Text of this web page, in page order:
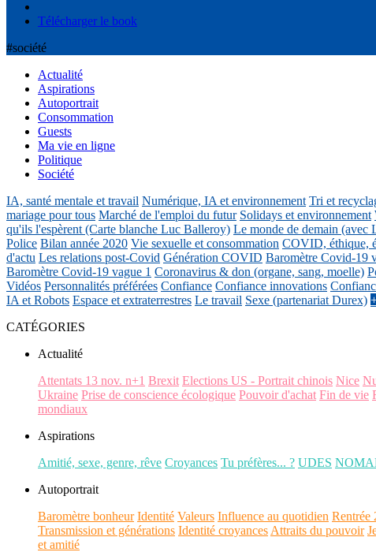
Télécharger le book
#société
Actualité
Aspirations
Autoportrait
Consommation
Guests
Ma vie en ligne
Politique
Société
IA, santé mentale et travail Numérique, IA et environnement Tri et
mariage pour tous Marché de l'emploi du futur Solidays et environnement
qu'ils l'espèrent (Carte blanche Luc Balleroy) Le monde de demain (avec
Police Bilan année 2020 Vie sexuelle et consommation COVID, éthique,
d'actu Les relations post-Covid Génération COVID Baromètre Covid-19
Baromètre Covid-19 vague 1 Coronavirus & don (organe, sang, moelle)
Vidéos Personnalités préférées Confiance Confiance innovations
IA et Robots Espace et extraterrestres Le travail Sexe (partenariat Durex)
CATÉGORIES
Actualité
Attentats 13 nov. n+1 Brexit Elections US - Portrait chinois Nice
Ukraine Prise de conscience écologique Pouvoir d'achat Fin de vie
mondiaux
Aspirations
Amitié, sexe, genre, rêve Croyances Tu préfères... ? UDES
Autoportrait
Baromètre bonheur Identité Valeurs Influence au quotidien Rentrée
Transmission et générations Identité croyances Attraits du pouvoir
et amitié